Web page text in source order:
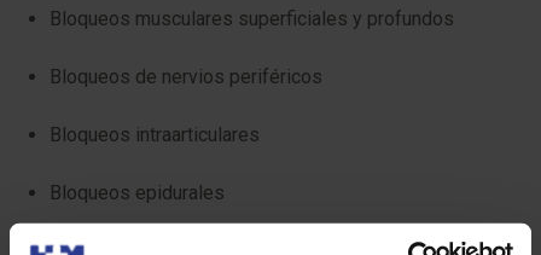
Bloqueos musculares superficiales y profundos
Bloqueos de nervios periféricos
Bloqueos intraarticulares
Bloqueos epidurales